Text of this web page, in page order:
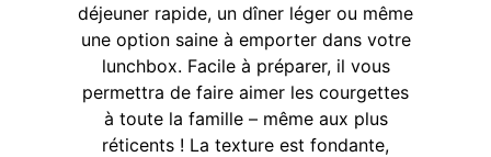
déjeuner rapide, un dîner léger ou même
une option saine à emporter dans votre
lunchbox. Facile à préparer, il vous
permettra de faire aimer les courgettes
à toute la famille – même aux plus
réticents ! La texture est fondante,